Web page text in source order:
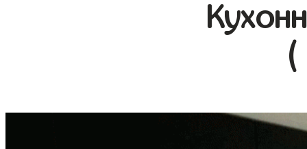
(